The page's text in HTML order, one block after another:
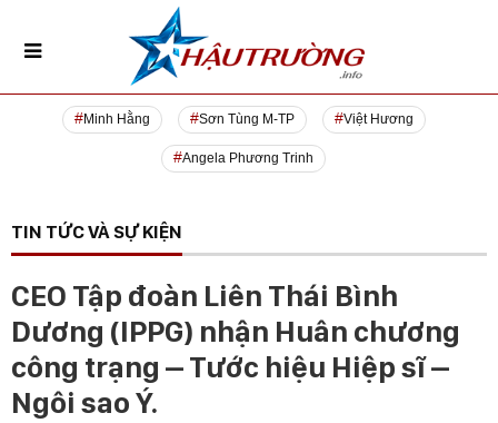
Minh Hằng Sơn Tùng M-TP Việt Hương
Angela Phương Trinh
TIN TỨC VÀ SỰ KIỆN
CEO Tập đoàn Liên Thái Bình
Dương (IPPG) nhận Huân chương
công trạng – Tước hiệu Hiệp sĩ –
Ngôi sao Ý.